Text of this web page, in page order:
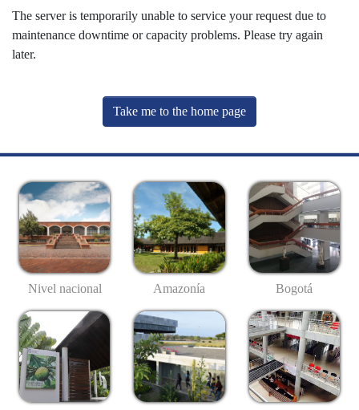
The server is temporarily unable to service your request due to
maintenance downtime or capacity problems. Please try again
later.
Take me to the home page
Nivel nacional Amazonía Bogotá